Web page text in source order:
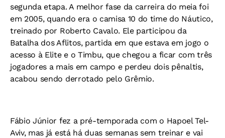
segunda etapa. A melhor fase da carreira do meia foi
em 2005, quando era o camisa 10 do time do Náutico,
treinado por Roberto Cavalo. Ele participou da
Batalha dos Aflitos, partida em que estava em jogo o
acesso à Elite e o Timbu, que chegou a ficar com três
jogadores a mais em campo e perdeu dois pênaltis,
acabou sendo derrotado pelo Grêmio.
Fábio Júnior fez a pré-temporada com o Hapoel Tel-
Aviv, mas já está há duas semanas sem treinar e vai